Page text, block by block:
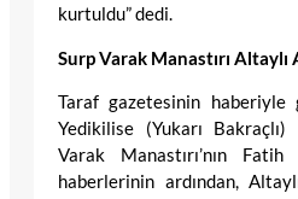
kurtuldu” dedi.
Surp Varak Manastırı Altaylı
Taraf gazetesinin haberiyle
Yedikilise (Yukarı
Varak Manastırı’nın
haberlerinin ardından,